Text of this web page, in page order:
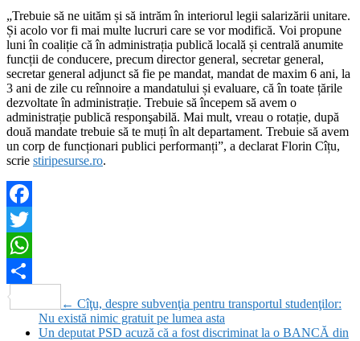
„Trebuie să ne uităm și să intrăm în interiorul legii salarizării unitare.
Și acolo vor fi mai multe lucruri care se vor modifică. Voi propune
luni în coaliție că în administrația publică locală și centrală anumite
funcții de conducere, precum director general, secretar general,
secretar general adjunct să fie pe mandat, mandat de maxim 6 ani, la
3 ani de zile cu reînnoire a mandatului și evaluare, că în toate țările
dezvoltate în administrație. Trebuie să începem să avem o
administrație publică responşabilă. Mai mult, vreau o rotație, după
două mandate trebuie să te muți în alt departament. Trebuie să avem
un corp de funcționari publici performanți”, a declarat Florin Cîțu,
scrie stiripesurse.ro.
Facebook
Twitter
WhatsApp
Partajează
← Cîţu, despre subvenţia pentru transportul studenţilor:
Nu există nimic gratuit pe lumea asta
Un deputat PSD acuză că a fost discriminat la o BANCĂ din